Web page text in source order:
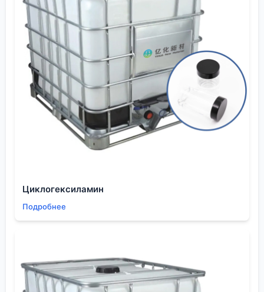
стабильностью, отсутствием форс-мажоров и
долгосрочными, спокойными отношениями. Гонка
за самой низкой ценой здесь — самый короткий
путь к проблемам. Лучше платить немного больше,
но спать спокойно, зная, что следующий контейнер
придет точно в срок, точно того качества, которое
было обещано, и без сюрпризов на таможне.
Циклогексиламин
Подробнее